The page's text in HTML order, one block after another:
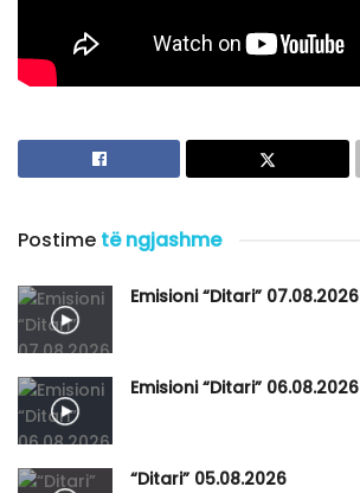
Postime të ngjashme
Emisioni “Ditari” 07.08.2026
Emisioni “Ditari” 06.08.2026
“Ditari” 05.08.2026